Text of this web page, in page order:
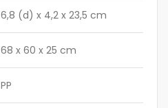
6,8 (d) x 4,2 x 23,5 cm
68 x 60 x 25 cm
PP